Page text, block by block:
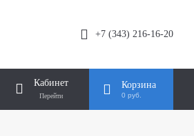
+7 (343) 216-16-20
Кабинет Корзина
0 руб.